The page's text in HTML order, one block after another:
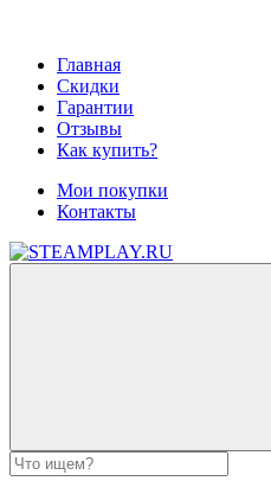
Главная
Скидки
Гарантии
Отзывы
Как купить?
Мои покупки
Контакты